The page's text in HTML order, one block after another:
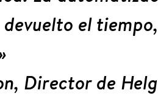
el
Director de